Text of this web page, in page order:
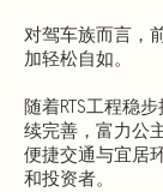
对驾车族而言，
加轻松自如。
随着RTS工程稳
续完善，富力公
便捷交通与宜居
和投资者。